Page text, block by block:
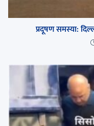
प्रदूषण समस्या: